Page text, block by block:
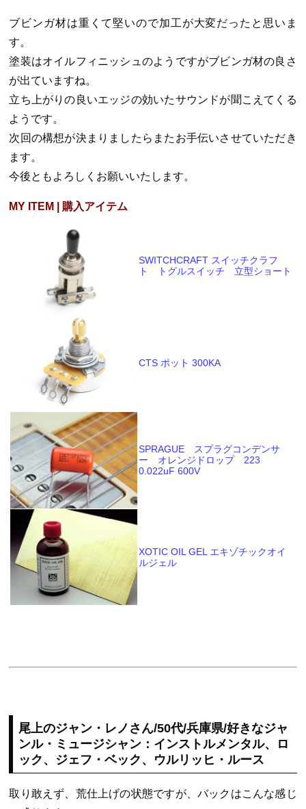
ブビンガ材は重くて堅いので加工が大変だったと思いま
す。
塗装はオイルフィニッシュのようですがブビンガ材の良さ
が出ていますね。
立ち上がりの良いエッジの効いたサウンドが聞こえてくる
ようです。
次回の構想が決まりましたらまたお手伝いさせていただき
ます。
今後ともよろしくお願いいたします。
MY ITEM | 購入アイテム
SWITCHCRAFT スイッチクラフ
ト トグルスイッチ 立型ショート
CTS ポット 300KA
SPRAGUE スプラグコンデンサ
ー オレンジドロップ 223
0.022uF 600V
XOTIC OIL GEL エキゾチックオイ
ルジェル
尾上のジャン・レノさん/50代/兵庫県/好きなジャ
ンル・ミュージシャン：インストルメンタル、ロ
ック、ジェフ・ベック、ウルリッヒ・ルース
取り敢えず、荒仕上げの状態ですが、バックはこんな感じ